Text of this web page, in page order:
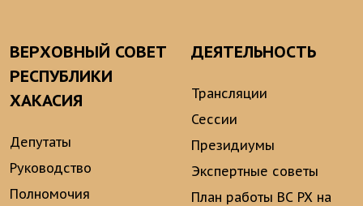
ВЕРХОВНЫЙ СОВЕТ
РЕСПУБЛИКИ
ХАКАСИЯ
Депутаты
Руководство
Полномочия
ДЕЯТЕЛЬНОСТЬ
Трансляции
Сессии
Президиумы
Экспертные советы
План работы ВС РХ на